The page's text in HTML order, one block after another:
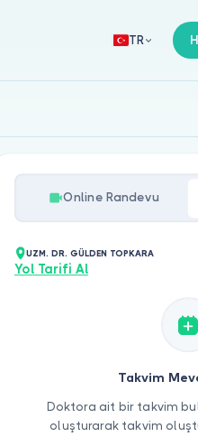
TR
Online Randevu
UZM. DR. GÜLDEN TOPKARA
Yol Tarifi Al
Takvim
Doktora ait bir takvim
oluşturarak takvim